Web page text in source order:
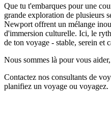
Que tu t'embarques pour une
grande exploration de plusieurs
Newport offrent un mélange
d'immersion culturelle. Ici, le
de ton voyage - stable, serein et
Nous sommes là pour vous
Contactez nos consultants de
planifiez un voyage ou voyagez.